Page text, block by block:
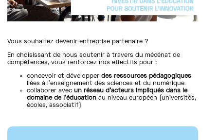
Vous souhaitez devenir entreprise partenaire ?
En choisissant de nous soutenir à travers du mécénat de
compétences, vous renforcez nos effectifs pour :
concevoir et développer des ressources pédagogiques
liées à l’enseignement des sciences et du numérique
collaborer avec un réseau d’acteurs impliqués dans le
domaine de l’éducation au niveau européen (universités,
écoles, associatif)